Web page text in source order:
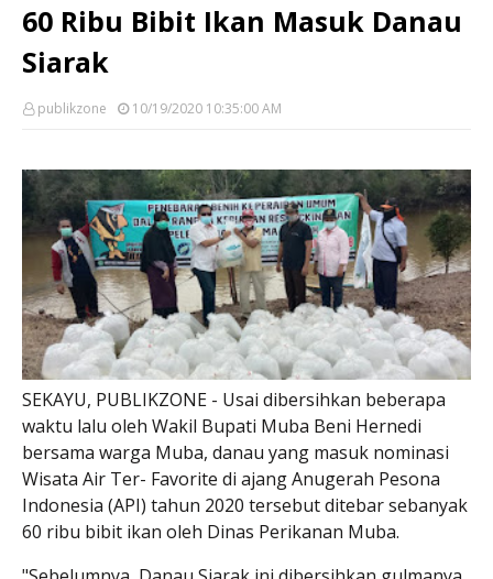
60 Ribu Bibit Ikan Masuk Danau
Siarak
publikzone 10/19/2020 10:35:00 AM
SEKAYU, PUBLIKZONE - Usai dibersihkan beberapa
waktu lalu oleh Wakil Bupati Muba Beni Hernedi
bersama warga Muba, danau yang masuk nominasi
Wisata Air Ter- Favorite di ajang Anugerah Pesona
Indonesia (API) tahun 2020 tersebut ditebar sebanyak
60 ribu bibit ikan oleh Dinas Perikanan Muba.